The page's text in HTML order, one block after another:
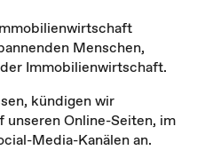
Menschen,
Immobilienwirtschaft.
kündigen wir
unseren Online-Seiten, im
Media-Kanälen an.